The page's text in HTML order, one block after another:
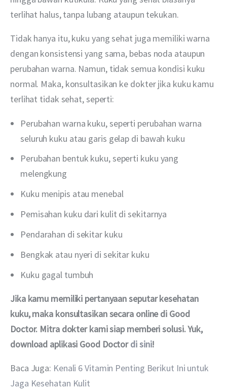
terlihat halus, tanpa lubang ataupun tekukan.
Tidak hanya itu, kuku yang sehat juga memiliki warna
dengan konsistensi yang sama, bebas noda ataupun
perubahan warna. Namun, tidak semua kondisi kuku
normal. Maka, konsultasikan ke dokter jika kuku kamu
terlihat tidak sehat, seperti:
Perubahan warna kuku, seperti perubahan warna
seluruh kuku atau garis gelap di bawah kuku
Perubahan bentuk kuku, seperti kuku yang
melengkung
Kuku menipis atau menebal
Pemisahan kuku dari kulit di sekitarnya
Pendarahan di sekitar kuku
Bengkak atau nyeri di sekitar kuku
Kuku gagal tumbuh
Jika kamu memiliki pertanyaan seputar kesehatan
kuku, maka konsultasikan secara online di Good
Doctor. Mitra dokter kami siap memberi solusi. Yuk,
download aplikasi Good Doctor di sini!
Baca Juga: Kenali 6 Vitamin Penting Berikut Ini untuk
Jaga Kesehatan Kulit